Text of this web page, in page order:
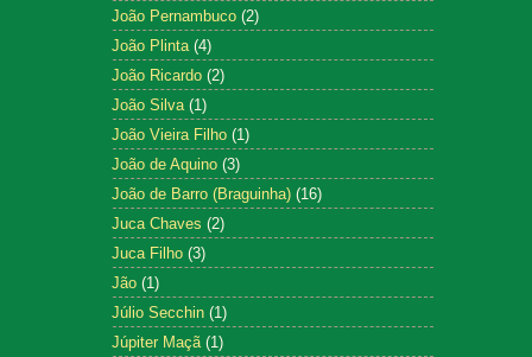
João Pernambuco (2)
João Plinta (4)
João Ricardo (2)
João Silva (1)
João Vieira Filho (1)
João de Aquino (3)
João de Barro (Braguinha) (16)
Juca Chaves (2)
Juca Filho (3)
Jão (1)
Júlio Secchin (1)
Júpiter Maçã (1)